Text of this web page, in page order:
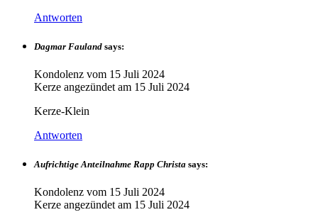
Antworten
Dagmar Fauland says:
Kondolenz vom 15 Juli 2024
Kerze angezündet am 15 Juli 2024
Kerze-Klein
Antworten
Aufrichtige Anteilnahme Rapp Christa says:
Kondolenz vom 15 Juli 2024
Kerze angezündet am 15 Juli 2024